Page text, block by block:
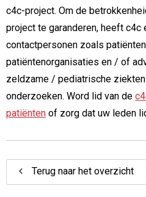
c4c-project. Om de
project te garanderen, heeft
contactpersonen zoals
patiëntenorganisaties en / of
zeldzame / pediatrische
onderzoeken. Word lid van de
patiënten of zorg dat uw leden
Terug naar het overzicht